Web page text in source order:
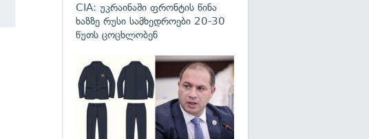
CIA: უკრაინაში ფრონტის წინა
ხაზზე რუსი სამხედროები 20-30
წუთს ცოცხლობენ